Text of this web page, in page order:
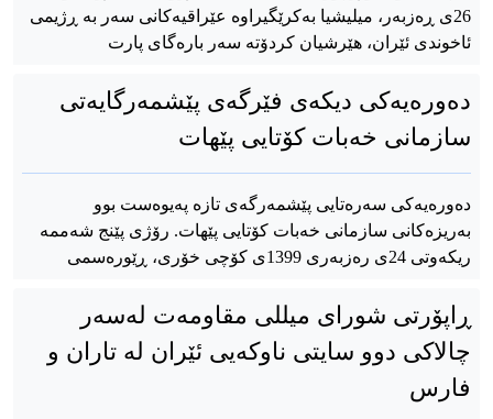
26ی ڕەزبەر، میلیشیا بەکرێگیراوە عێراقیەکانی سەر بە ڕژیمی
ئاخوندی ئێران، هێرشیان کردۆتە سەر بارەگای پارت
دەورەیەکی دیکەی فێرگەی پێشمەرگایەتی
سازمانی خەبات کۆتایی پێهات
دەورەیەکی سەرەتایی پێشمەرگەی تازە پەیوەست بوو
بەریزەکانی سازمانی خەبات کۆتایی پێهات. رۆژی پێنج شەممە
ریکەوتی 24ی رەزبەری 1399ی کۆچی خۆری، ڕێورەسمی
ڕاپۆرتی شورای میللی مقاومەت لەسەر
چالاکی دوو سایتی ناوکەیی ئێران لە تاران و
فارس